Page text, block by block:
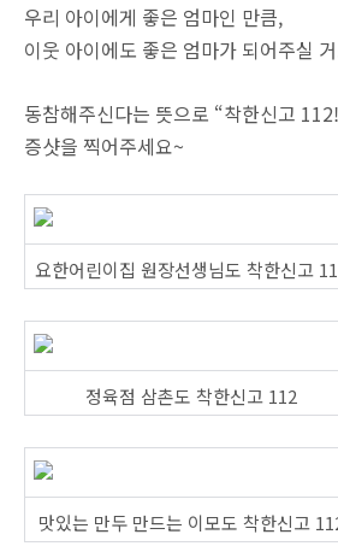
우리 아이에게 좋은 엄마인 만큼,
이웃 아이에도 좋은 엄마가 되어주실
동참해주신다는 뜻으로 “착한신고
증샷을 찍어주세요~
요한어린이집 원장선생님도 착한신고
정육점 삼촌도 착한신고 112
맛있는 만두 만드는 이모도 착한신고